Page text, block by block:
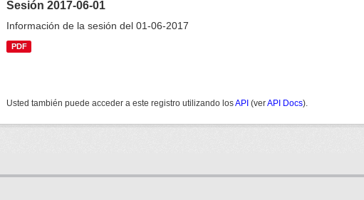
Sesión 2017-06-01
Información de la sesión del 01-06-2017
PDF
Usted también puede acceder a este registro utilizando losAPI (verAPI Docs).